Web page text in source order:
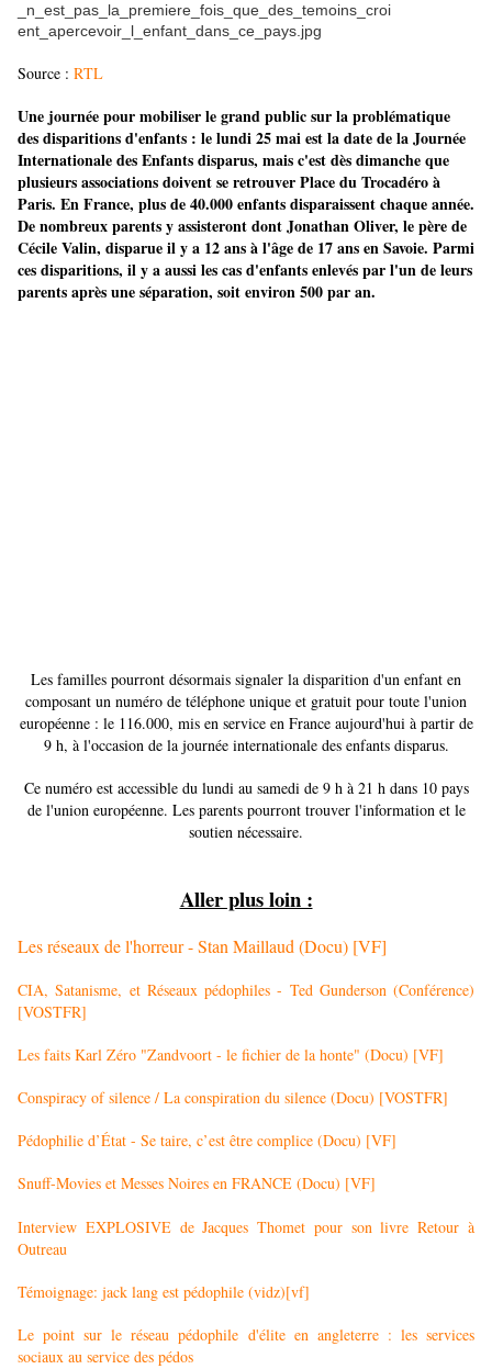
Source : RTL
Une journée pour mobiliser le grand public sur la problématique
des disparitions d'enfants : le lundi 25 mai est la date de la Journée
Internationale des Enfants disparus, mais c'est dès dimanche que
plusieurs associations doivent se retrouver Place du Trocadéro à
Paris. En France, plus de 40.000 enfants disparaissent chaque année.
De nombreux parents y assisteront dont Jonathan Oliver, le père de
Cécile Valin, disparue il y a 12 ans à l'âge de 17 ans en Savoie. Parmi
ces disparitions, il y a aussi les cas d'enfants enlevés par l'un de leurs
parents après une séparation, soit environ 500 par an.
Les familles pourront désormais signaler la disparition d'un enfant en
composant un numéro de téléphone unique et gratuit pour toute l'union
européenne : le 116.000, mis en service en France aujourd'hui à partir de
9 h, à l'occasion de la journée internationale des enfants disparus.
Ce numéro est accessible du lundi au samedi de 9 h à 21 h dans 10 pays
de l'union européenne. Les parents pourront trouver l'information et le
soutien nécessaire.
Aller plus loin :
Les réseaux de l'horreur - Stan Maillaud (Docu) [VF]
CIA, Satanisme, et Réseaux pédophiles - Ted Gunderson (Conférence)
[VOSTFR]
Les faits Karl Zéro "Zandvoort - le fichier de la honte" (Docu) [VF]
Conspiracy of silence / La conspiration du silence (Docu) [VOSTFR]
Pédophilie d’État - Se taire, c’est être complice (Docu) [VF]
Snuff-Movies et Messes Noires en FRANCE (Docu) [VF]
Interview EXPLOSIVE de Jacques Thomet pour son livre Retour à
Outreau
Témoignage: jack lang est pédophile (vidz)[vf]
Le point sur le réseau pédophile d'élite en angleterre : les services
sociaux au service des pédos